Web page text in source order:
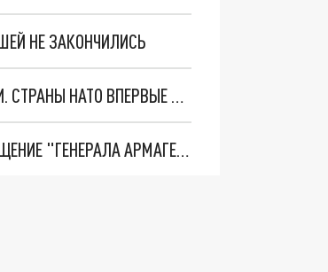
НЕ ЗАКОНЧИЛИСЬ
"ОЧЕНЬ ПЛОХИЕ НОВОСТИ": БОЛЬШАЯ ОШИБКА PALANTIR В РОССИИ. СТРАНЫ НАТО ВПЕРВЫЕ ЗА СВО ОСТАНОВИЛИ ПОСТАВКИ ОРУЖИЯ. ВСУ ТЕРЯЮТ ПРИГРАНИЧЬЕ?
ТРИ ГЛАВНЫХ ИНСАЙДА ОБ СВО. ОТМЕНА МОБИЛИЗАЦИИ И ВОЗВРАЩЕНИЕ "ГЕНЕРАЛА АРМАГЕДДОНА"? ОТЛИЧНЫЕ НОВОСТИ, КОТОРЫЕ ЖДАЛИ ВСЕ